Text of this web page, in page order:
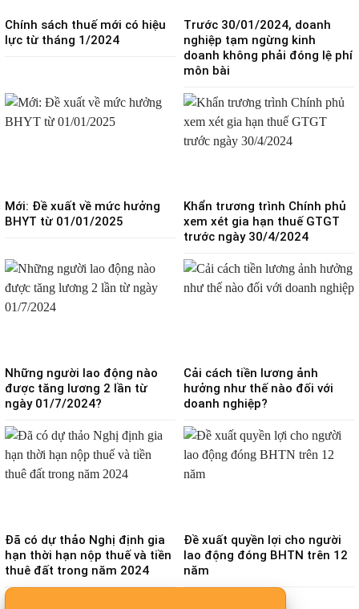
Chính sách thuế mới có hiệu
lực từ tháng 1/2024
Trước 30/01/2024, doanh
nghiệp tạm ngừng kinh
doanh không phải đóng lệ phí
môn bài
Mới: Đề xuất về mức hưởng
BHYT từ 01/01/2025
Khẩn trương trình Chính phủ
xem xét gia hạn thuế GTGT
trước ngày 30/4/2024
Những người lao động nào
được tăng lương 2 lần từ
ngày 01/7/2024?
Cải cách tiền lương ảnh
hưởng như thế nào đối với
doanh nghiệp?
Đã có dự thảo Nghị định gia
hạn thời hạn nộp thuế và tiền
thuê đất trong năm 2024
Đề xuất quyền lợi cho người
lao động đóng BHTN trên 12
năm